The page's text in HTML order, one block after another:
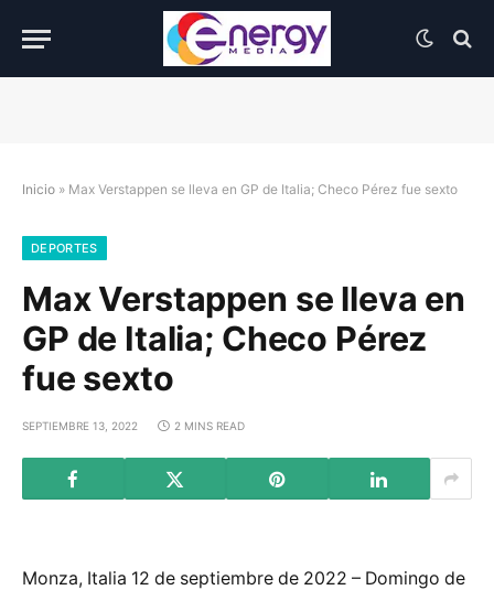
Inicio » Max Verstappen se lleva en GP de Italia; Checo Pérez fue sexto
DEPORTES
Max Verstappen se lleva en
GP de Italia; Checo Pérez
fue sexto
SEPTIEMBRE 13, 2022 2 MINS READ
Monza, Italia 12 de septiembre de 2022 – Domingo de